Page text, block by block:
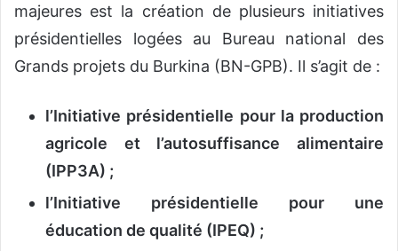
majeures est la création de plusieurs initiatives
présidentielles logées au Bureau national des
Grands projets du Burkina (BN-GPB). Il s’agit de :
l’Initiative présidentielle pour la production
agricole et l’autosuffisance alimentaire
(IPP3A) ;
l’Initiative présidentielle pour une
éducation de qualité (IPEQ) ;